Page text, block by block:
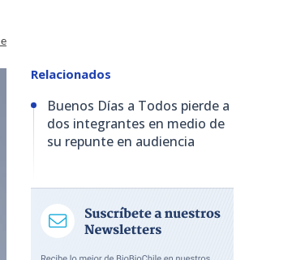
Relacionados
Buenos Días a Todos pierde a
dos integrantes en medio de
su repunte en audiencia